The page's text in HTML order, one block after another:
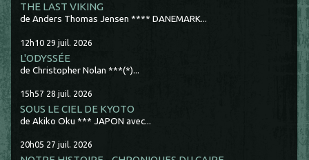
THE LAST VIKING
de Anders Thomas Jensen **** DANEMARK...
12h10 29 juil. 2026
L'ODYSSÉE
de Christopher Nolan ***(*)...
15h57 28 juil. 2026
SOUS LE CIEL DE KYOTO
de Akiko Oku *** JAPON avec...
20h05 27 juil. 2026